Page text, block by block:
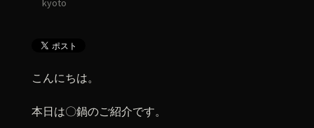
kyoto
こんにちは。
本日は〇鍋のご紹介です。